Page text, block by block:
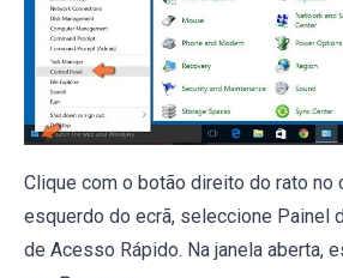
Clique com o botão direito do rato no
esquerdo do ecrã, seleccione Painel
de Acesso Rápido. Na janela aberta,